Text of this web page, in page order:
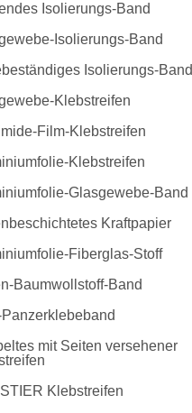
Isolierungs-Band
Isolierungs-Band
Isolierungs-Band
Klebstreifen
Film-Klebstreifen
Klebstreifen
Glasgewebe-Band
Kraftpapier
Fiberglas-Stoff
Baumwollstoff-Band
Panzerklebeband
mit Seiten versehener
Klebstreifen